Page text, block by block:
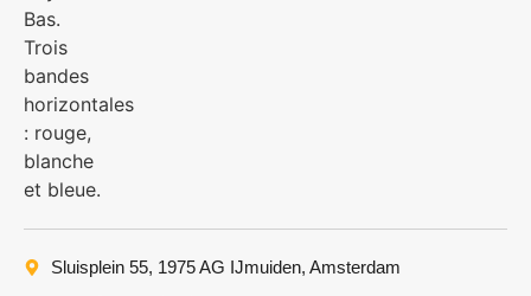
Sluisplein 55, 1975 AG IJmuiden, Amsterdam